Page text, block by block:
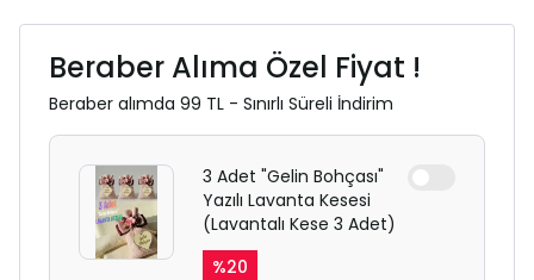
Beraber Alıma Özel Fiyat !
Beraber alımda 99 TL - Sınırlı Süreli İndirim
3 Adet "Gelin Bohçası"
Yazılı Lavanta Kesesi
(Lavantalı Kese 3 Adet)
%20